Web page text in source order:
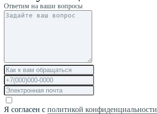
Ответим на ваши вопросы
Я согласен с политикой конфиденциальности